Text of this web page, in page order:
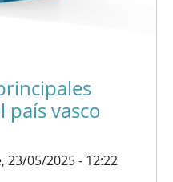
país vasco
23/05/2025 - 12:22